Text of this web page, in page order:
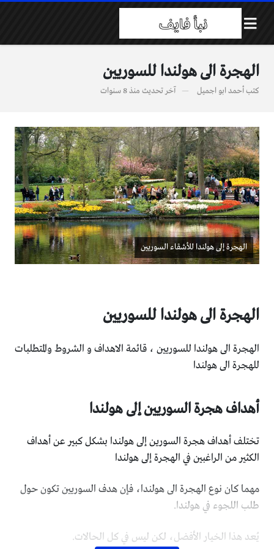
الهجرة الى هولندا للسوريين
كتبأحمد ابو اجميل آخر تحديث منذ 8 سنوات
الهجرة إلى هولندا للأشقاء السوريين
الهجرة الى هولندا للسوريين
الهجرة الى هولندا للسوريين ، قائمة الاهداف و الشروط والمتطلبات
للهجرة الى هولندا
أهداف هجرة السوريين إلى هولندا
تختلف أهداف هجرة السورين إلى هولندا بشكل كبير عن أهداف
الكثير من الراغبين في الهجرة إلى هولندا
مهما كان نوع الهجرة الى هولندا، فإن هدف السوريين تكون حول
طلب اللجوء في هولندا.
يُعد هذا الخيار الأفضل، لكن ليس في كل الحالات.